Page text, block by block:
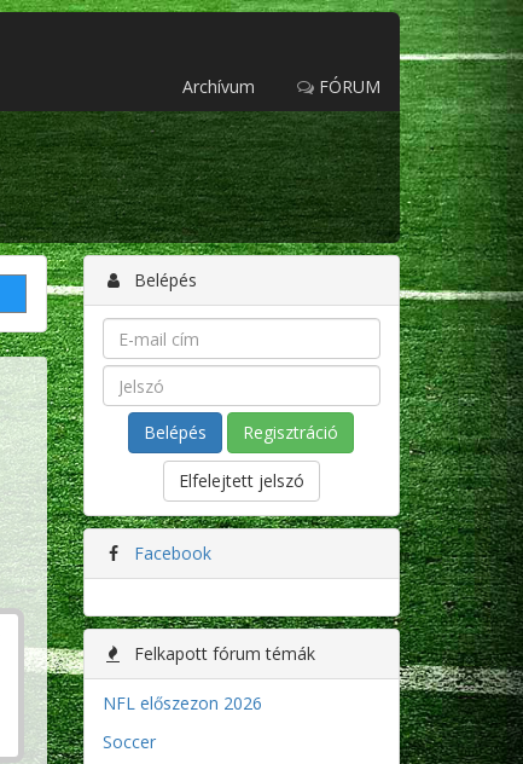
Archívum FÓRUM
Belépés
Regisztráció
Elfelejtett jelszó
Facebook
Felkapott fórum témák
NFL előszezon 2026
Soccer